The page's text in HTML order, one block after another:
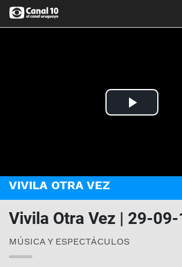
Play
VIVILA OTRA VEZ
Vivila Otra Vez | 29-
MÚSICA Y ESPECTÁCULOS